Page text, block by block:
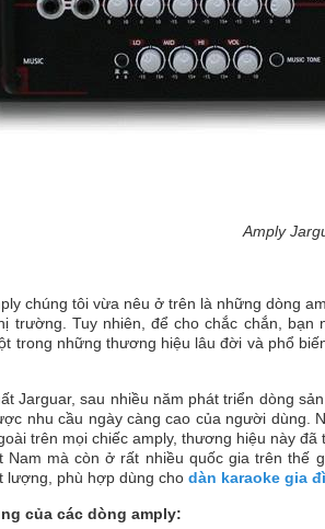
Amply
chúng tôi vừa nêu ở trên là những dòng
trường. Tuy nhiên, để cho chắc chắn,
trong những thương hiệu lâu đời và phổ
Jarguar, sau nhiều năm phát triển dòng
nhu cầu ngày càng cao của người dùng.
trên mọi chiếc amply, thương hiệu này
Nam mà còn ở rất nhiều quốc gia trên thế
lượng, phù hợp dùng cho dàn karaoke gia
của các dòng amply: